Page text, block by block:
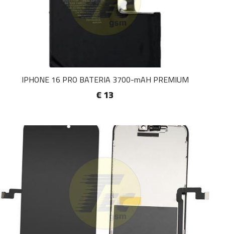
IPHONE 16 PRO BATERIA 3700-mAH PREMIUM
€ 13